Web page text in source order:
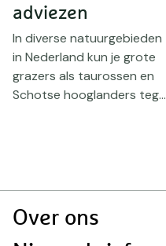
adviezen
In diverse natuurgebieden
in Nederland kun je grote
grazers als taurossen en
Schotse hooglanders teg...
Doormat
Over ons